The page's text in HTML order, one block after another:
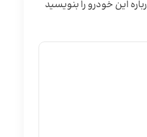
این خودرو را بنویسید